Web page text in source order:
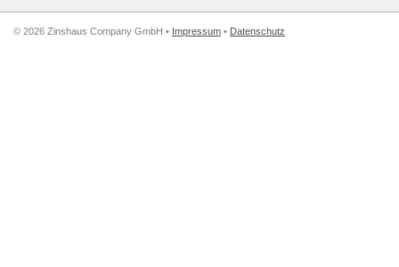
© 2026 Zinshaus Company GmbH • Impressum • Datenschutz